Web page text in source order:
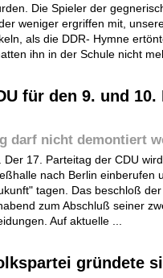
Die Spieler der
weniger ergriffen mit,
als die DDR- Hymne
ihn in der Schule nicht
für den 9. und 10.
darf nicht demontiert
Der 17. Parteitag der CDU
nach Berlin einberufen
tagen. Das beschloß
zum Abschluß seiner
Auf aktuelle ...
gründete